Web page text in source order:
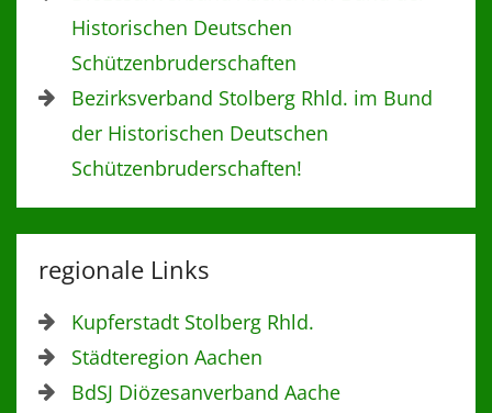
Historischen Deutschen
Schützenbruderschaften
Bezirksverband Stolberg Rhld. im Bund
der Historischen Deutschen
Schützenbruderschaften!
regionale Links
Kupferstadt Stolberg Rhld.
Städteregion Aachen
BdSJ Diözesanverband Aache